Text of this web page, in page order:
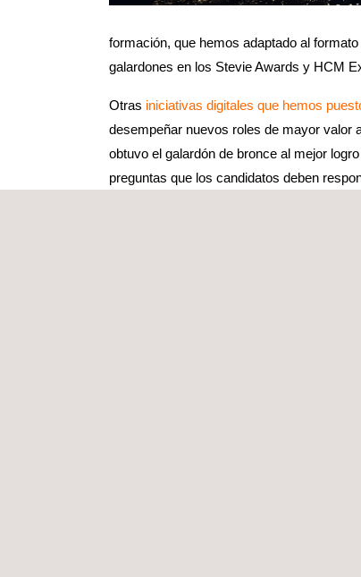
formación, que hemos adaptado al
galardones en los Stevie Awards y HCM
Otras iniciativas digitales que hemos
desempeñar nuevos roles de mayor valor
obtuvo el galardón de bronce al mejor
preguntas que los candidatos deben